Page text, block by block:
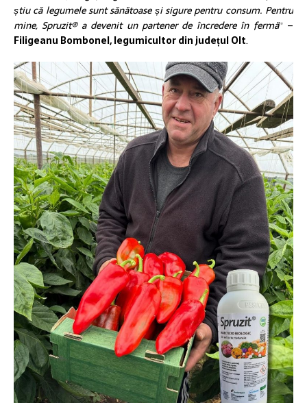
știu că legumele sunt sănătoase și sigure pentru consum. Pentru
mine, Spruzit® a devenit un partener de încredere în fermă” –
Filigeanu Bombonel, legumicultor din județul Olt.